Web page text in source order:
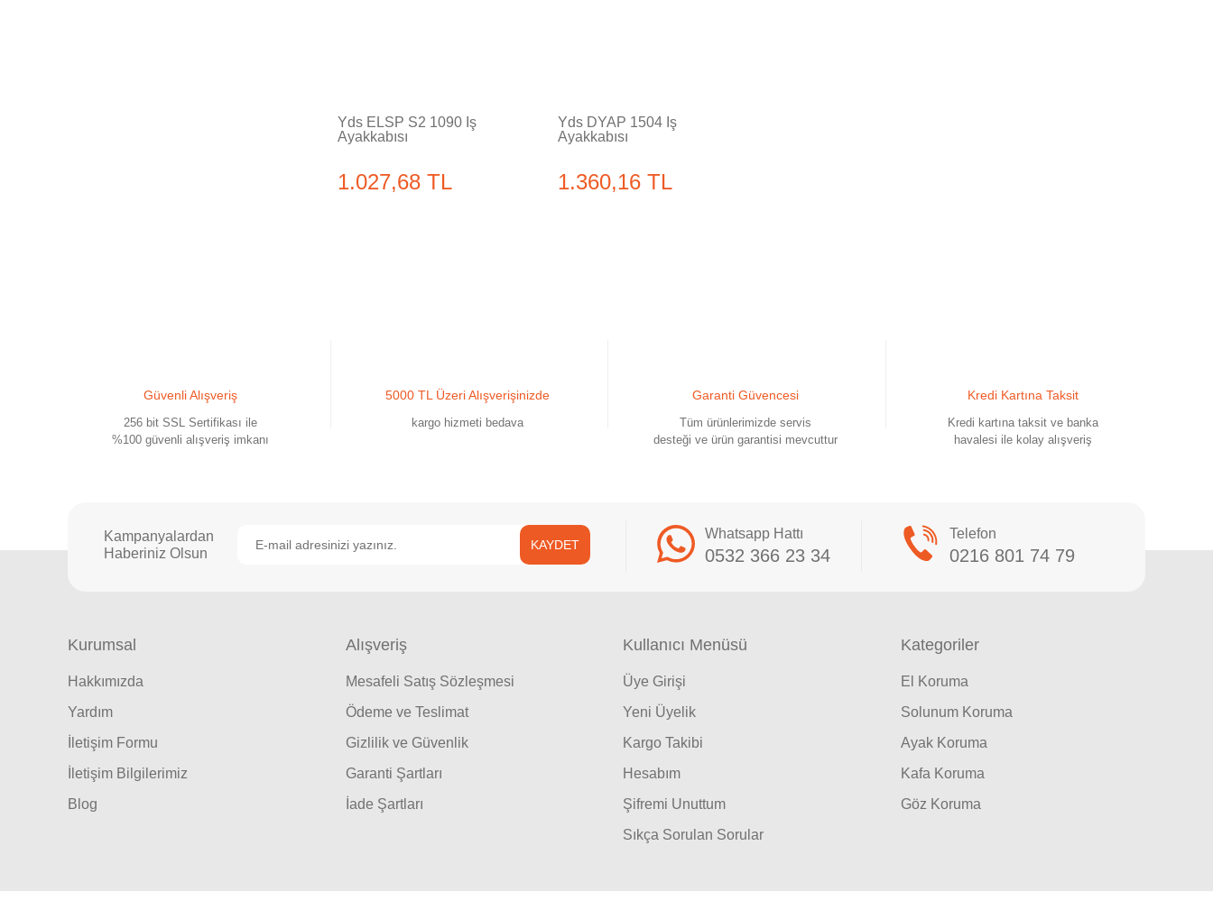
Yds ELSP S2 1090 İş
Ayakkabısı
1.027,68 TL
Yds DYAP 1504 İş
Ayakkabısı
1.360,16 TL
Güvenli Alışveriş
256 bit SSL Sertifikası ile
%100 güvenli alışveriş imkanı
5000 TL Üzeri Alışverişinizde
kargo hizmeti bedava
Garanti Güvencesi
Tüm ürünlerimizde servis
desteği ve ürün garantisi mevcuttur
Kredi Kartına Taksit
Kredi kartına taksit ve banka
havalesi ile kolay alışveriş
Kampanyalardan
Haberiniz Olsun
KAYDET
Whatsapp Hattı
0532 366 23 34
Telefon
0216 801 74 79
Kurumsal
Hakkımızda
Yardım
İletişim Formu
İletişim Bilgilerimiz
Blog
Alışveriş
Mesafeli Satış Sözleşmesi
Ödeme ve Teslimat
Gizlilik ve Güvenlik
Garanti Şartları
İade Şartları
Kullanıcı Menüsü
Üye Girişi
Yeni Üyelik
Kargo Takibi
Hesabım
Şifremi Unuttum
Sıkça Sorulan Sorular
Kategoriler
El Koruma
Solunum Koruma
Ayak Koruma
Kafa Koruma
Göz Koruma